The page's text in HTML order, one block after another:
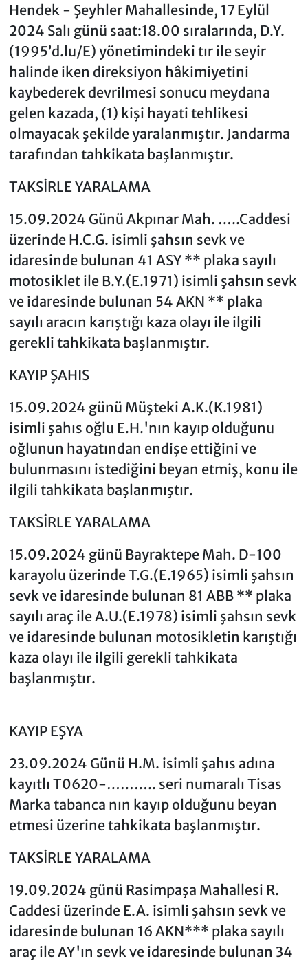
Hendek - Şeyhler Mahallesinde, 17 Eylül
2024 Salı günü saat:18.00 sıralarında, D.Y.
(1995’d.lu/E) yönetimindeki tır ile seyir
halinde iken direksiyon hâkimiyetini
kaybederek devrilmesi sonucu meydana
gelen kazada, (1) kişi hayati tehlikesi
olmayacak şekilde yaralanmıştır. Jandarma
tarafından tahkikata başlanmıştır.
TAKSİRLE YARALAMA
15.09.2024 Günü Akpınar Mah. …..Caddesi
üzerinde H.C.G. isimli şahsın sevk ve
idaresinde bulunan 41 ASY ** plaka sayılı
motosiklet ile B.Y.(E.1971) isimli şahsın sevk
ve idaresinde bulunan 54 AKN ** plaka
sayılı aracın karıştığı kaza olayı ile ilgili
gerekli tahkikata başlanmıştır.
KAYIP ŞAHIS
15.09.2024 günü Müşteki A.K.(K.1981)
isimli şahıs oğlu E.H.'nın kayıp olduğunu
oğlunun hayatından endişe ettiğini ve
bulunmasını istediğini beyan etmiş, konu ile
ilgili tahkikata başlanmıştır.
TAKSİRLE YARALAMA
15.09.2024 günü Bayraktepe Mah. D-100
karayolu üzerinde T.G.(E.1965) isimli şahsın
sevk ve idaresinde bulunan 81 ABB ** plaka
sayılı araç ile A.U.(E.1978) isimli şahsın sevk
ve idaresinde bulunan motosikletin karıştığı
kaza olayı ile ilgili gerekli tahkikata
başlanmıştır.
KAYIP EŞYA
23.09.2024 Günü H.M. isimli şahıs adına
kayıtlı T0620-……….. seri numaralı Tisas
Marka tabanca nın kayıp olduğunu beyan
etmesi üzerine tahkikata başlanmıştır.
TAKSİRLE YARALAMA
19.09.2024 günü Rasimpaşa Mahallesi R.
Caddesi üzerinde E.A. isimli şahsın sevk ve
idaresinde bulunan 16 AKN*** plaka sayılı
araç ile AY'ın sevk ve idaresinde bulunan 34